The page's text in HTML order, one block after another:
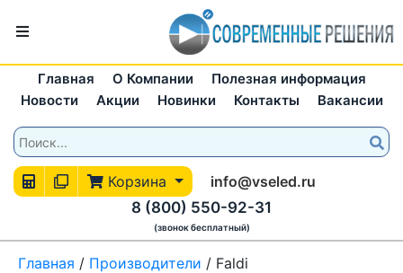
Главная О Компании
Полезная информация
Новости
Акции Новинки Контакты Вакансии
Корзина
info@vseled.ru
8 (800) 550-92-31
(звонок бесплатный)
Главная / Производители / Faldi